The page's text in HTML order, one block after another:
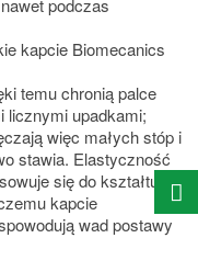
nawet podczas
kapcie Biomecanics
temu chronią palce
licznymi upadkami;
więc małych stóp i
stawia. Elastyczność
się do kształtu
kapcie
wad postawy